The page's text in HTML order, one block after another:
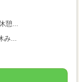
憩...
...